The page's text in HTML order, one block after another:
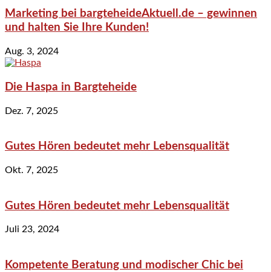
Marketing bei bargteheideAktuell.de – gewinnen
und halten Sie Ihre Kunden!
Aug. 3, 2024
Die Haspa in Bargteheide
Dez. 7, 2025
Gutes Hören bedeutet mehr Lebensqualität
Okt. 7, 2025
Gutes Hören bedeutet mehr Lebensqualität
Juli 23, 2024
Kompetente Beratung und modischer Chic bei